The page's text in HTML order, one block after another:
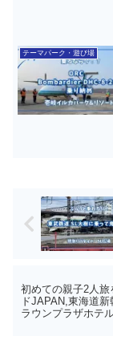
テーマパーク・遊び場
初めての親子2人
ドJAPAN,東海道
ラウンプラザホテ